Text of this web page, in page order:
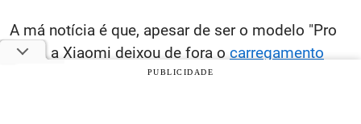
A má notícia é que, apesar de ser o modelo "Pro
Max", a Xiaomi deixou de fora o carregamento
. Eu sei que é raro encontrar celular da
PUBLICIDADE